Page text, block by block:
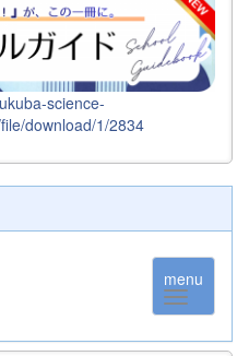
science-
download/1/2834
menu